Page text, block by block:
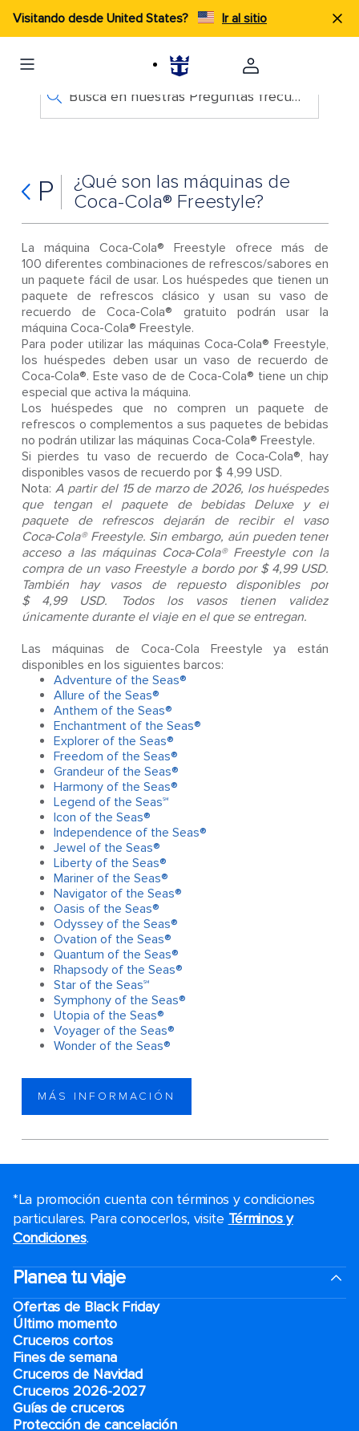
Visitando desde United States? Ir al sitio
Busca en nuestras Preguntas frecuentes
P
¿Qué son las máquinas de
Coca-Cola® Freestyle?
La máquina Coca‑Cola® Freestyle ofrece más de
100 diferentes combinaciones de refrescos/sabores en
un paquete fácil de usar. Los huéspedes que tienen un
paquete de refrescos clásico y usan su vaso de
recuerdo de Coca-Cola® gratuito podrán usar la
máquina Coca-Cola® Freestyle.
Para poder utilizar las máquinas Coca‑Cola® Freestyle,
los huéspedes deben usar un vaso de recuerdo de
Coca‑Cola®. Este vaso de de Coca-Cola® tiene un chip
especial que activa la máquina.
Los huéspedes que no compren un paquete de
refrescos o complementos a sus paquetes de bebidas
no podrán utilizar las máquinas Coca‑Cola® Freestyle.
Si pierdes tu vaso de recuerdo de Coca‑Cola®, hay
disponibles vasos de recuerdo por $ 4,99 USD.
Nota: A partir del 15 de marzo de 2026, los huéspedes
que tengan el paquete de bebidas Deluxe y el
paquete de refrescos dejarán de recibir el vaso
Coca‑Cola® Freestyle. Sin embargo, aún pueden tener
acceso a las máquinas Coca‑Cola® Freestyle con la
compra de un vaso Freestyle a bordo por $ 4,99 USD.
También hay vasos de repuesto disponibles por
$ 4,99 USD. Todos los vasos tienen validez
únicamente durante el viaje en el que se entregan.
Las máquinas de Coca-Cola Freestyle ya están
disponibles en los siguientes barcos:
Adventure of the Seas®
Allure of the Seas®
Anthem of the Seas®
Enchantment of the Seas®
Explorer of the Seas®
Freedom of the Seas®
Grandeur of the Seas®
Harmony of the Seas®
Legend of the Seas℠
Icon of the Seas®
Independence of the Seas®
Jewel of the Seas®
Liberty of the Seas®
Mariner of the Seas®
Navigator of the Seas®
Oasis of the Seas®
Odyssey of the Seas®
Ovation of the Seas®
Quantum of the Seas®
Rhapsody of the Seas®
Star of the Seas℠
Symphony of the Seas®
Utopia of the Seas®
Voyager of the Seas®
Wonder of the Seas®
MÁS INFORMACIÓN
*La promoción cuenta con términos y condiciones
particulares. Para conocerlos, visite Términos y
Condiciones.
Planea tu viaje
Ofertas de Black Friday
Último momento
Cruceros cortos
Fines de semana
Cruceros de Navidad
Cruceros 2026-2027
Guías de cruceros
Protección de cancelación